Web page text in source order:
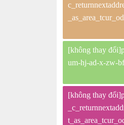
[không thay
um-hj-ad-x-zw-
[không thay